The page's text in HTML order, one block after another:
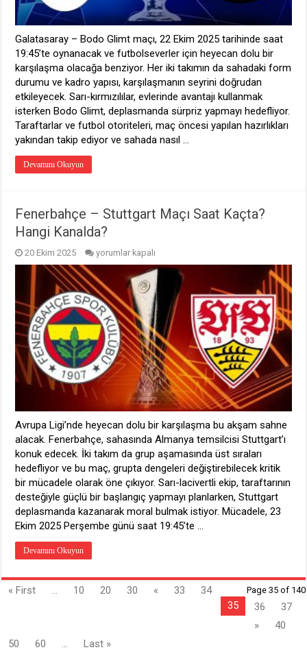
Galatasaray – Bodo Glimt maçı, 22 Ekim 2025 tarihinde saat
19:45’te oynanacak ve futbolseverler için heyecan dolu bir
karşılaşma olacağa benziyor. Her iki takımın da sahadaki form
durumu ve kadro yapısı, karşılaşmanın seyrini doğrudan
etkileyecek. Sarı-kırmızılılar, evlerinde avantajı kullanmak
isterken Bodo Glimt, deplasmanda sürpriz yapmayı hedefliyor.
Taraftarlar ve futbol otoriteleri, maç öncesi yapılan hazırlıkları
yakından takip ediyor ve sahada nasıl …
Devamını Okuyun
Fenerbahçe – Stuttgart Maçı Saat Kaçta?
Hangi Kanalda?
20 Ekim 2025
Fenerbahçe
Stuttgart
Maçı
Saat
Kaçta?
Hangi
Kanalda?
için
yorumlar kapalı
Avrupa Ligi’nde heyecan dolu bir karşılaşma bu akşam sahne
alacak. Fenerbahçe, sahasında Almanya temsilcisi Stuttgart’ı
konuk edecek. İki takım da grup aşamasında üst sıraları
hedefliyor ve bu maç, grupta dengeleri değiştirebilecek kritik
bir mücadele olarak öne çıkıyor. Sarı-lacivertli ekip, taraftarının
desteğiyle güçlü bir başlangıç yapmayı planlarken, Stuttgart
deplasmanda kazanarak moral bulmak istiyor. Mücadele, 23
Ekim 2025 Perşembe günü saat 19:45’te …
Devamını Okuyun
Page 35 of 140
« First ... 10 20 30 « 33
34
35
36
37
»
40
50
60 ... Last »